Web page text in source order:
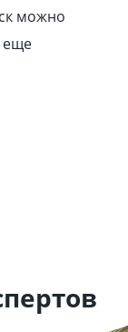
можно
еще